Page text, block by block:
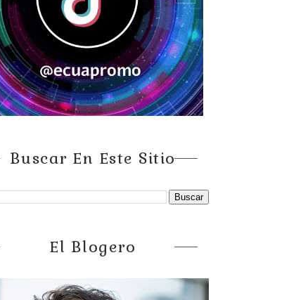
Buscar En Este Sitio
El Blogero